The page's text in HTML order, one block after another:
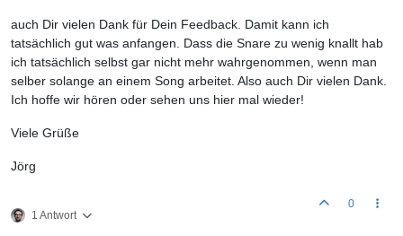
auch Dir vielen Dank für Dein Feedback. Damit kann ich
tatsächlich gut was anfangen. Dass die Snare zu wenig knallt hab
ich tatsächlich selbst gar nicht mehr wahrgenommen, wenn man
selber solange an einem Song arbeitet. Also auch Dir vielen Dank.
Ich hoffe wir hören oder sehen uns hier mal wieder!
Viele Grüße
Jörg
1 Antwort
0